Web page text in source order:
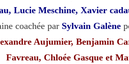
Lucie Meschine, Xavier
coachée par Sylvain Galène
Aujumier, Benjamin
Favreau, Chloée Gasque et